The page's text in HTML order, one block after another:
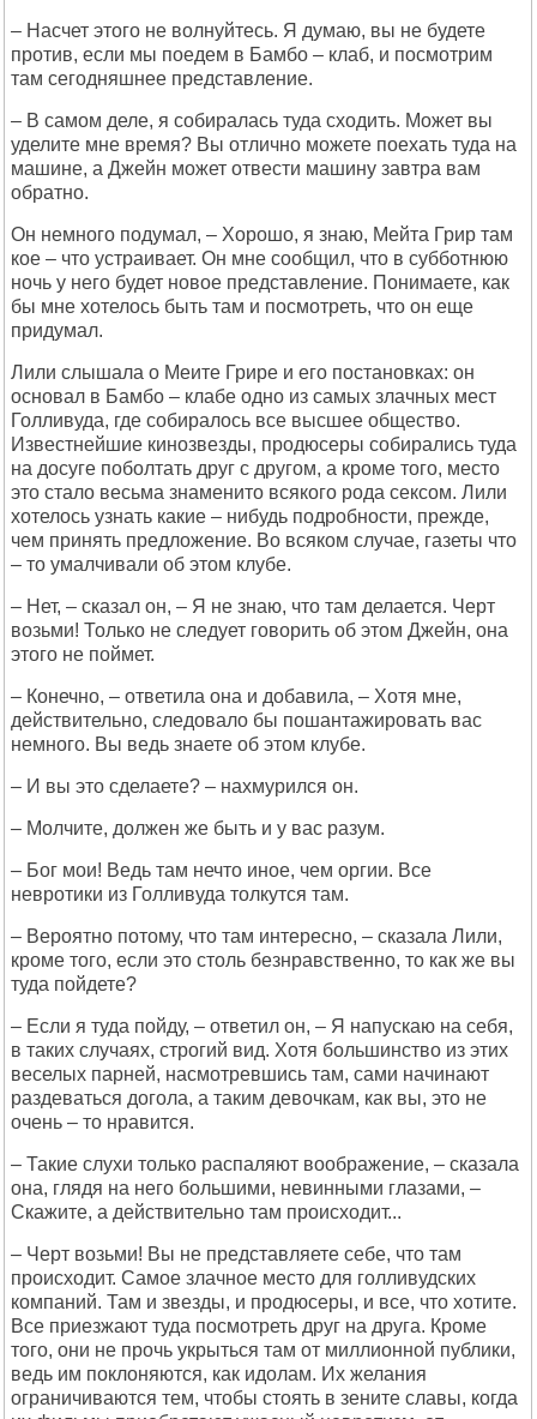
– Насчет этого не волнуйтесь. Я думаю, вы не будете
против, если мы поедем в Бамбо – клаб, и посмотрим
там сегодняшнее представление.
– В самом деле, я собиралась туда сходить. Может вы
уделите мне время? Вы отлично можете поехать туда на
машине, а Джейн может отвести машину завтра вам
обратно.
Он немного подумал, – Хорошо, я знаю, Мейта Грир там
кое – что устраивает. Он мне сообщил, что в субботнюю
ночь у него будет новое представление. Понимаете, как
бы мне хотелось быть там и посмотреть, что он еще
придумал.
Лили слышала о Меите Грире и его постановках: он
основал в Бамбо – клабе одно из самых злачных мест
Голливуда, где собиралось все высшее общество.
Известнейшие кинозвезды, продюсеры собирались туда
на досуге поболтать друг с другом, а кроме того, место
это стало весьма знаменито всякого рода сексом. Лили
хотелось узнать какие – нибудь подробности, прежде,
чем принять предложение. Во всяком случае, газеты что
– то умалчивали об этом клубе.
– Нет, – сказал он, – Я не знаю, что там делается. Черт
возьми! Только не следует говорить об этом Джейн, она
этого не поймет.
– Конечно, – ответила она и добавила, – Хотя мне,
действительно, следовало бы пошантажировать вас
немного. Вы ведь знаете об этом клубе.
– И вы это сделаете? – нахмурился он.
– Молчите, должен же быть и у вас разум.
– Бог мои! Ведь там нечто иное, чем оргии. Все
невротики из Голливуда толкутся там.
– Вероятно потому, что там интересно, – сказала Лили,
кроме того, если это столь безнравственно, то как же вы
туда пойдете?
– Если я туда пойду, – ответил он, – Я напускаю на себя,
в таких случаях, строгий вид. Хотя большинство из этих
веселых парней, насмотревшись там, сами начинают
раздеваться догола, а таким девочкам, как вы, это не
очень – то нравится.
– Такие слухи только распаляют воображение, – сказала
она, глядя на него большими, невинными глазами, –
Скажите, а действительно там происходит...
– Черт возьми! Вы не представляете себе, что там
происходит. Самое злачное место для голливудских
компаний. Там и звезды, и продюсеры, и все, что хотите.
Все приезжают туда посмотреть друг на друга. Кроме
того, они не прочь укрыться там от миллионной публики,
ведь им поклоняются, как идолам. Их желания
ограничиваются тем, чтобы стоять в зените славы, когда